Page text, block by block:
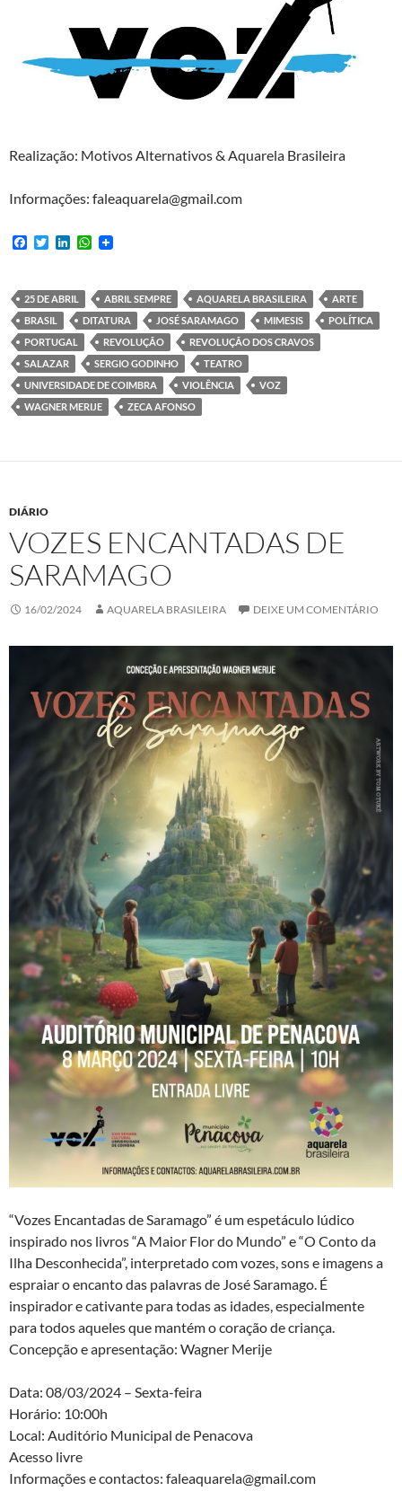
Realização: Motivos Alternativos & Aquarela Brasileira
Informações: faleaquarela@gmail.com
F
b
o
o
k
T
t
e
r
e
d
I
n
W
s
A
p
p
25 DE ABRIL ABRIL SEMPRE AQUARELA BRASILEIRA
ARTE
BRASIL
DITATURA JOSÉ SARAMAGO MIMESIS
POLÍTICA
PORTUGAL
REVOLUÇÃO
REVOLUÇÃO DOS CRAVOS
SALAZAR
SERGIO GODINHO
TEATRO
UNIVERSIDADE DE COIMBRA
VIOLÊNCIA
VOZ
WAGNER MERIJE
ZECA AFONSO
DIÁRIO
VOZES ENCANTADAS DE
SARAMAGO
16/02/2024 AQUARELA BRASILEIRA DEIXE UM COMENTÁRIO
“Vozes Encantadas de Saramago” é um espetáculo lúdico
inspirado nos livros “A Maior Flor do Mundo” e “O Conto da
Ilha Desconhecida”, interpretado com vozes, sons e imagens a
espraiar o encanto das palavras de José Saramago. É
inspirador e cativante para todas as idades, especialmente
para todos aqueles que mantém o coração de criança.
Concepção e apresentação: Wagner Merije
Data: 08/03/2024 – Sexta-feira
Horário: 10:00h
Local: Auditório Municipal de Penacova
Acesso livre
Informações e contactos: faleaquarela@gmail.com